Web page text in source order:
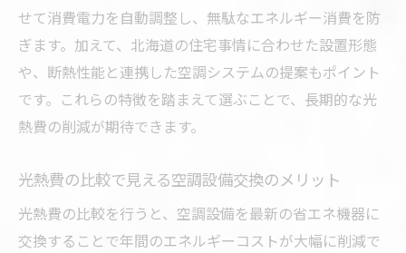
せて消費電力を自動調整し、無駄なエネルギー消費を防
ぎます。加えて、北海道の住宅事情に合わせた設置形態
や、断熱性能と連携した空調システムの提案もポイント
です。これらの特徴を踏まえて選ぶことで、長期的な光
熱費の削減が期待できます。
光熱費の比較で見える空調設備交換のメリット
光熱費の比較を行うと、空調設備を最新の省エネ機器に
交換することで年間のエネルギーコストが大幅に削減で